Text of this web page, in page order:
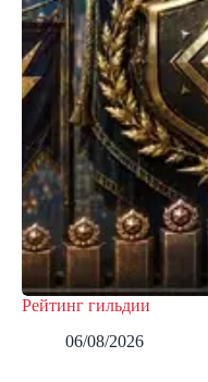
Рейтинг гильдии
06/08/2026